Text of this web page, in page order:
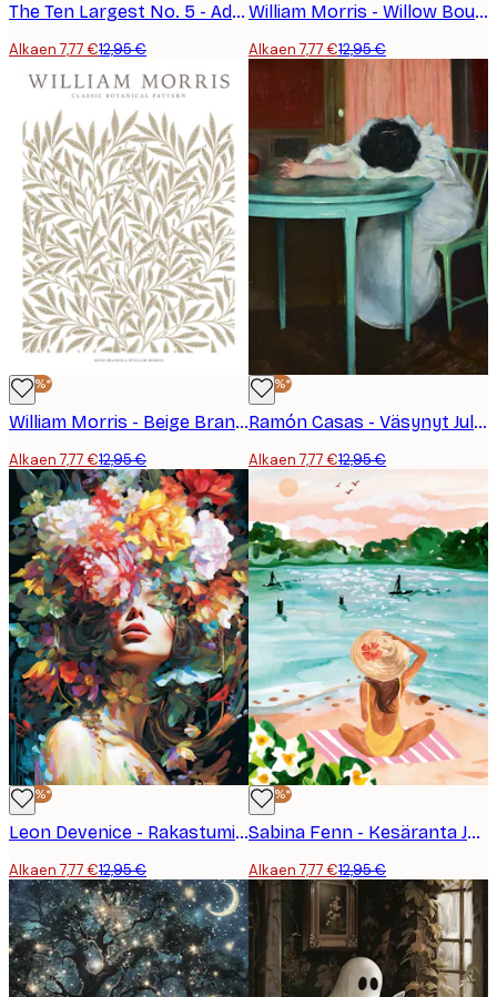
The Ten Largest No. 5 - Adulthood by Hilma af Klint Juliste
Alkaen 7,77 €12,95 €
William Morris - Willow Bough -juliste
Alkaen 7,77 €12,95 €
-40%*
William Morris - Beige Branch Juliste
Alkaen 7,77 €12,95 €
-40%*
Ramón Casas - Väsynyt Juliste
Alkaen 7,77 €12,95 €
-40%*
Leon Devenice - Rakastuminen Juliste
Alkaen 7,77 €12,95 €
-40%*
Sabina Fenn - Kesäranta Juliste
Alkaen 7,77 €12,95 €